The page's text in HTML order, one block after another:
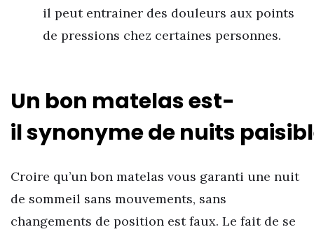
il peut entrainer des douleurs aux points
de pressions chez certaines personnes.
Un bon matelas est-
il synonyme de nuits
Croire qu’un bon matelas vous garanti une nuit
de sommeil sans mouvements, sans
changements de position est faux. Le fait de se